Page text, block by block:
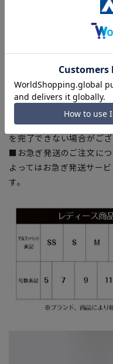
ある場合がございますの
■サイズスペックは仕上
■ブラウザやお使いのモ
加減により、実際の商品
■生地や仕様・デザイン
干の誤差が生じる場合が
■店舗や各モールサイト
上、ご注文いただいたタ
を完了できない場合がご
■お急ぎ発送のご注文に
よってはお急ぎ発送サー
す。